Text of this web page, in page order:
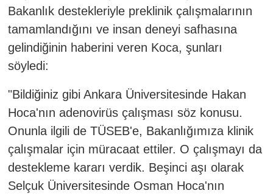
Bakanlık destekleriyle preklinik çalışmalarının
tamamlandığını ve insan deneyi safhasına
gelindiğinin haberini veren Koca, şunları
söyledi:
"Bildiğiniz gibi Ankara Üniversitesinde Hakan
Hoca'nın adenovirüs çalışması söz konusu.
Onunla ilgili de TÜSEB'e, Bakanlığımıza klinik
çalışmalar için müracaat ettiler. O çalışmayı da
destekleme kararı verdik. Beşinci aşı olarak
Selçuk Üniversitesinde Osman Hoca'nın